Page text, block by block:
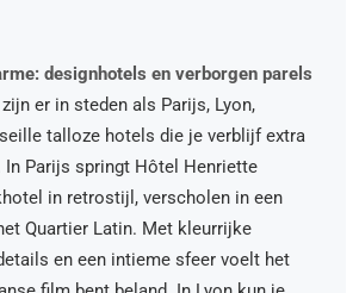
designhotels en verborgen parels
er in steden als Parijs, Lyon,
talloze hotels die je verblijf extra
In Parijs springt Hôtel Henriette
in retrostijl, verscholen in een
Quartier Latin. Met kleurrijke
en een intieme sfeer voelt het